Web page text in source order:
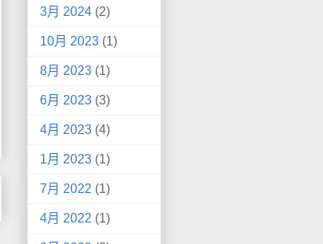
3月 2024 (2)
10月 2023 (1)
8月 2023 (1)
6月 2023 (3)
4月 2023 (4)
1月 2023 (1)
7月 2022 (1)
4月 2022 (1)